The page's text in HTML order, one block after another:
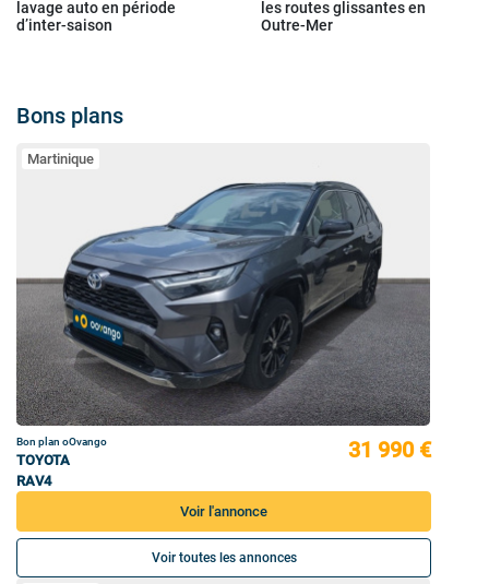
lavage auto en période
d’inter-saison
les routes glissantes en
Outre-Mer
Bons plans
Martinique
Bon plan oOvango
TOYOTA
RAV4
31 990 €
Voir l'annonce
Voir toutes les annonces